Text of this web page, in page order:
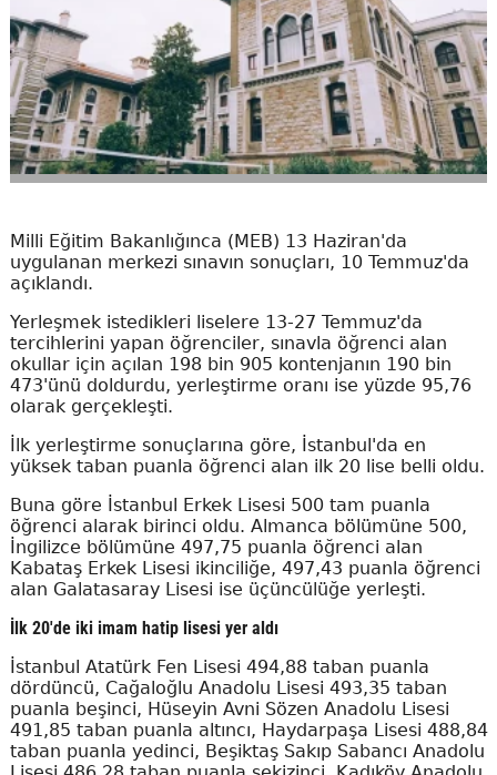
Milli Eğitim Bakanlığınca (MEB) 13 Haziran'da
uygulanan merkezi sınavın sonuçları, 10 Temmuz'da
açıklandı.
Yerleşmek istedikleri liselere 13-27 Temmuz'da
tercihlerini yapan öğrenciler, sınavla öğrenci alan
okullar için açılan 198 bin 905 kontenjanın 190 bin
473'ünü doldurdu, yerleştirme oranı ise yüzde 95,76
olarak gerçekleşti.
İlk yerleştirme sonuçlarına göre, İstanbul'da en
yüksek taban puanla öğrenci alan ilk 20 lise belli oldu.
Buna göre İstanbul Erkek Lisesi 500 tam puanla
öğrenci alarak birinci oldu. Almanca bölümüne 500,
İngilizce bölümüne 497,75 puanla öğrenci alan
Kabataş Erkek Lisesi ikinciliğe, 497,43 puanla öğrenci
alan Galatasaray Lisesi ise üçüncülüğe yerleşti.
İlk 20'de iki imam hatip lisesi yer aldı
İstanbul Atatürk Fen Lisesi 494,88 taban puanla
dördüncü, Cağaloğlu Anadolu Lisesi 493,35 taban
puanla beşinci, Hüseyin Avni Sözen Anadolu Lisesi
491,85 taban puanla altıncı, Haydarpaşa Lisesi 488,84
taban puanla yedinci, Beşiktaş Sakıp Sabancı Anadolu